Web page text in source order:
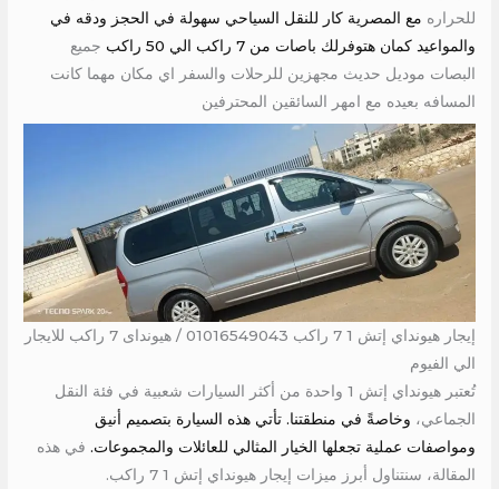
للحراره مع المصرية كار للنقل السياحي سهولة في الحجز ودقه في
والمواعيد كمان هتوفرلك باصات من 7 راكب الي 50 راكب
جميع
البصات موديل حديث مجهزين للرحلات والسفر اي مكان مهما كانت
المسافه بعيده مع امهر السائقين المحترفين
إيجار هيونداي إتش 1 7 راكب 01016549043 / هيونداى 7 راكب للايجار
الي الفيوم
تُعتبر هيونداي إتش 1 واحدة من أكثر السيارات شعبية في فئة النقل
الجماعي، وخاصةً في منطقتنا. تأتي هذه السيارة بتصميم أنيق
ومواصفات عملية تجعلها الخيار المثالي للعائلات والمجموعات. في هذه
المقالة، سنتناول أبرز ميزات إيجار هيونداي إتش 1 7 راكب.